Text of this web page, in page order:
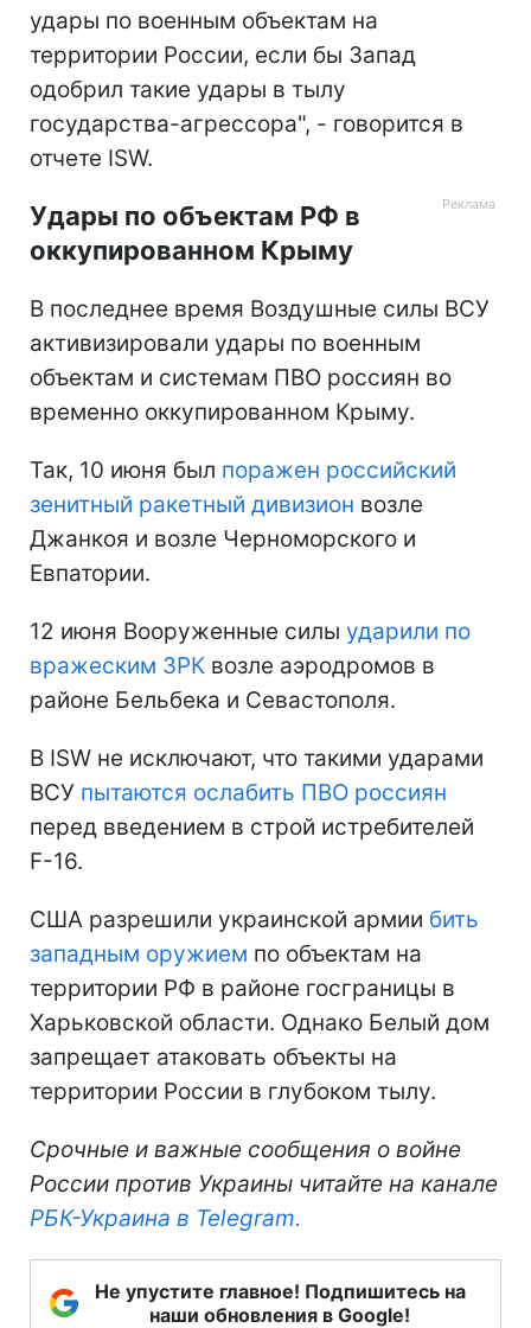
удары по военным объектам на
территории России, если бы Запад
одобрил такие удары в тылу
государства-агрессора", - говорится в
отчете ISW.
Удары по объектам РФ в
оккупированном Крыму
В последнее время Воздушные силы ВСУ
активизировали удары по военным
объектам и системам ПВО россиян во
временно оккупированном Крыму.
Так, 10 июня был поражен российский
зенитный ракетный дивизион возле
Джанкоя и возле Черноморского и
Евпатории.
12 июня Вооруженные силы ударили по
вражеским ЗРК возле аэродромов в
районе Бельбека и Севастополя.
В ISW не исключают, что такими ударами
ВСУ пытаются ослабить ПВО россиян
перед введением в строй истребителей
F-16.
США разрешили украинской армии бить
западным оружием по объектам на
территории РФ в районе госграницы в
Харьковской области. Однако Белый дом
запрещает атаковать объекты на
территории России в глубоком тылу.
Срочные и важные сообщения о войне
России против Украины читайте на канале
РБК-Украина в Telegram.
Не упустите главное! Подпишитесь на
наши обновления в Google!